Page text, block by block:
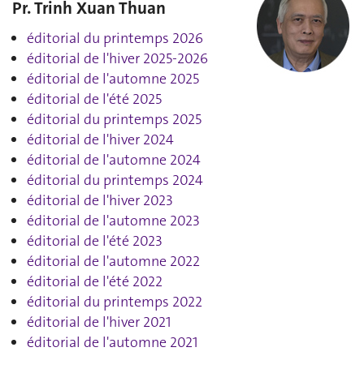
Pr. Trinh Xuan Thuan
éditorial du printemps 2026
éditorial de l'hiver 2025-2026
éditorial de l'automne 2025
éditorial de l'été 2025
éditorial du printemps 2025
éditorial de l'hiver 2024
éditorial de l'automne 2024
éditorial du printemps 2024
éditorial de l'hiver 2023
éditorial de l'automne 2023
éditorial de l'été 2023
éditorial de l'automne 2022
éditorial de l'été 2022
éditorial du printemps 2022
éditorial de l'hiver 2021
éditorial de l'automne 2021